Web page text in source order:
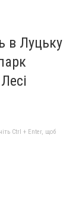
в Луцьку
Ctrl + Enter, щоб